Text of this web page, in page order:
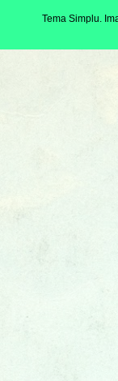
Tema Simplu.